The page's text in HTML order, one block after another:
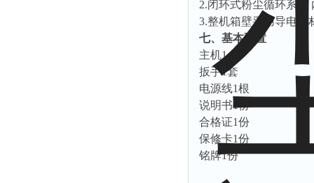
2.闭环式粉尘循环系统
3.整机箱壁采用导电性
七、基本配置
主机1台
扳手1套
电源线1根
说明书1份
合格证1份
保修卡1份
铭牌1份